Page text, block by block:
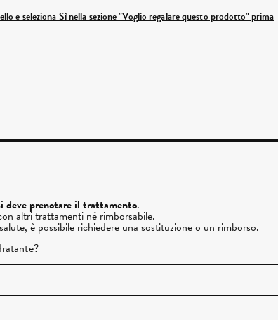
e seleziona Sì nella sezione "Voglio regalare questo prodotto" prima
deve prenotare il trattamento.
altri trattamenti né rimborsabile.
è possibile richiedere una sostituzione o un rimborso.